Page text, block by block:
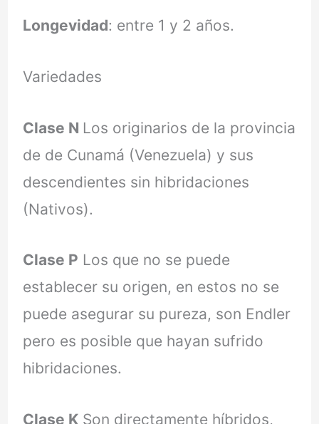
Longevidad: entre 1 y 2 años.
Variedades
Clase N Los originarios de la provincia
de de Cunamá (Venezuela) y sus
descendientes sin hibridaciones
(Nativos).
Clase P Los que no se puede
establecer su origen, en estos no se
puede asegurar su pureza, son Endler
pero es posible que hayan sufrido
hibridaciones.
Clase K Son directamente híbridos,